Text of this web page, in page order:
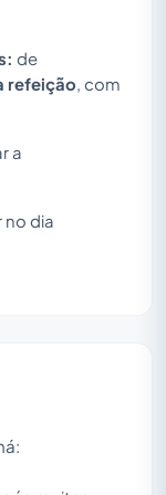
de
refeição , com
a
no dia